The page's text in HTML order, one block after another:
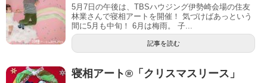
5月7日の午後は、TBSハウジング伊勢崎会場の住友
林業さんで寝相アートを開催！ 気づけばあっという
間に5月も中旬！ 6月は梅雨。 子...
記事を読む
寝相アート®︎「クリスマスリース」